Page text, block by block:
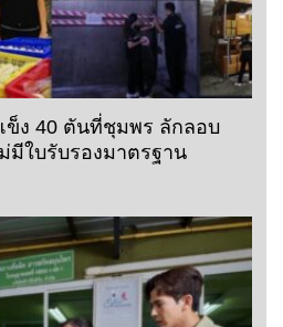
ข็ง 40 ตันที่ชุมพร ลักลอบ
ใบรับรองมาตรฐาน